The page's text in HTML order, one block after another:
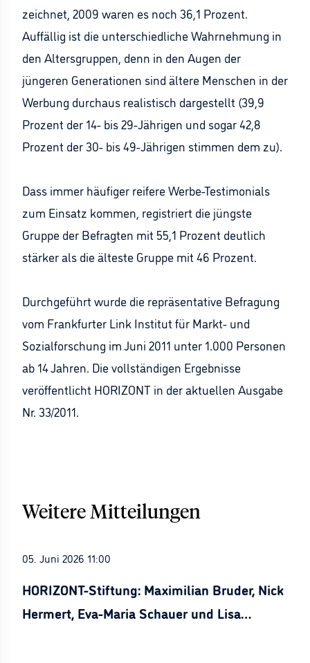
zeichnet, 2009 waren es noch 36,1 Prozent.
Auffällig ist die unterschiedliche Wahrnehmung in
den Altersgruppen, denn in den Augen der
jüngeren Generationen sind ältere Menschen in der
Werbung durchaus realistisch dargestellt (39,9
Prozent der 14- bis 29-Jährigen und sogar 42,8
Prozent der 30- bis 49-Jährigen stimmen dem zu).
Dass immer häufiger reifere Werbe-Testimonials
zum Einsatz kommen, registriert die jüngste
Gruppe der Befragten mit 55,1 Prozent deutlich
stärker als die älteste Gruppe mit 46 Prozent.
Durchgeführt wurde die repräsentative Befragung
vom Frankfurter Link Institut für Markt- und
Sozialforschung im Juni 2011 unter 1.000 Personen
ab 14 Jahren. Die vollständigen Ergebnisse
veröffentlicht HORIZONT in der aktuellen Ausgabe
Nr. 33/2011.
Weitere Mitteilungen
05. Juni 2026 11:00
HORIZONT-Stiftung: Maximilian Bruder, Nick
Hermert, Eva-Maria Schauer und Lisa